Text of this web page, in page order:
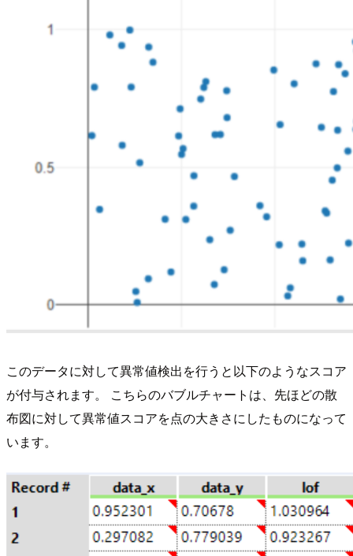
このデータに対して異常値検出を行うと以下のようなスコア
が付与されます。 こちらのバブルチャートは、先ほどの散
布図に対して異常値スコアを点の大きさにしたものになって
います。